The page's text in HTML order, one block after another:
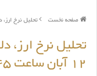
صفحه نخست تحلیل نرخ ارز، دلار،
تحلیل نرخ ارز،
12 آبان ساعت 17:45